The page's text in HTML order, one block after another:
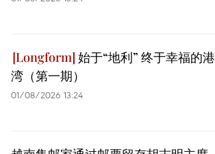
始于“地利” 终于幸福的港
湾（第一期）
01/08/2026 13:24